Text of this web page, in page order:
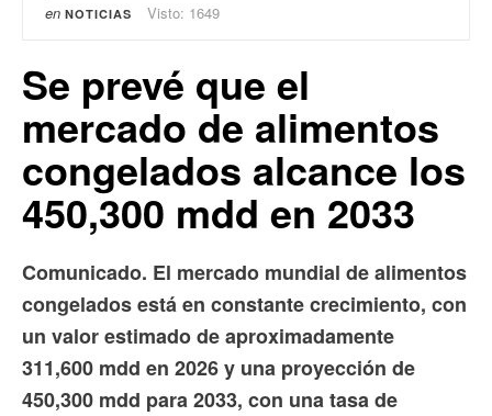
en NOTICIAS Visto: 1649
Se prevé que el
mercado de alimentos
congelados alcance los
450,300 mdd en 2033
Comunicado. El mercado mundial de alimentos
congelados está en constante crecimiento, con
un valor estimado de aproximadamente
311,600 mdd en 2026 y una proyección de
450,300 mdd para 2033, con una tasa de